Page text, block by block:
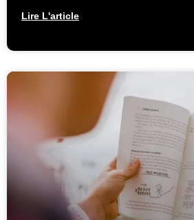
Lire L'article